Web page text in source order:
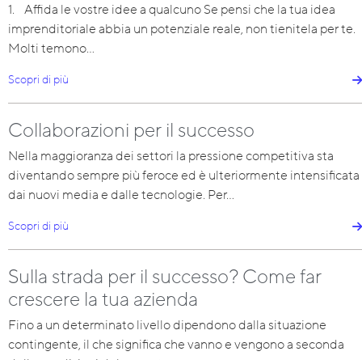
1. Affida le vostre idee a qualcuno Se pensi che la tua idea
imprenditoriale abbia un potenziale reale, non tienitela per te.
Molti temono…
Scopri di più
Collaborazioni per il successo
Nella maggioranza dei settori la pressione competitiva sta
diventando sempre più feroce ed è ulteriormente intensificata
dai nuovi media e dalle tecnologie. Per…
Scopri di più
Sulla strada per il successo? Come far
crescere la tua azienda
Fino a un determinato livello dipendono dalla situazione
contingente, il che significa che vanno e vengono a seconda